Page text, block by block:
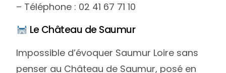
– Téléphone : 02 41 67 71 10
Le Château de Saumur
Impossible d’évoquer Saumur Loire sans
penser au Château de Saumur, posé en